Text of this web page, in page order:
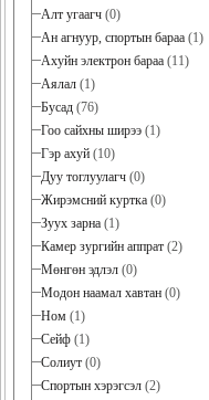
Алт угаагч (0)
Ан агнуур, спортын бараа (1)
Ахуйн электрон бараа (11)
Аялал (1)
Бусад (76)
Гоо сайхны ширээ (1)
Гэр ахуй (10)
Дуу тоглуулагч (0)
Жирэмсний куртка (0)
Зуух зарна (1)
Камер зургийн аппрат (2)
Мөнгөн эдлэл (0)
Модон наамал хавтан (0)
Ном (1)
Сейф (1)
Солиут (0)
Спортын хэрэгсэл (2)